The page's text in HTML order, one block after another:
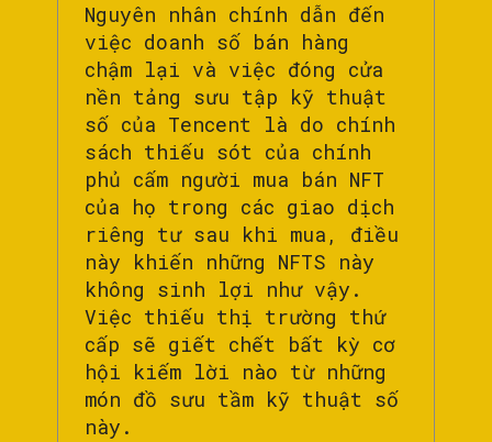
Nguyên nhân chính dẫn đến
việc doanh số bán hàng
chậm lại và việc đóng cửa
nền tảng sưu tập kỹ thuật
số của Tencent là do chính
sách thiếu sót của chính
phủ cấm người mua bán NFT
của họ trong các giao dịch
riêng tư sau khi mua, điều
này khiến những NFTS này
không sinh lợi như vậy.
Việc thiếu thị trường thứ
cấp sẽ giết chết bất kỳ cơ
hội kiếm lời nào từ những
món đồ sưu tầm kỹ thuật số
này.